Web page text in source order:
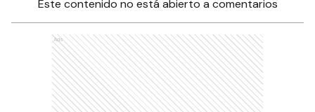
Este contenido no está abierto a comentarios
Ads